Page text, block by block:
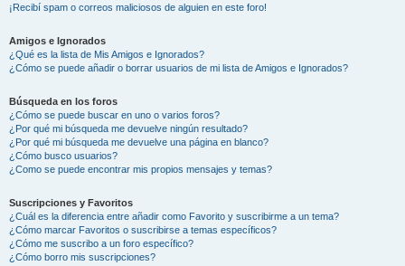
¡Recibí spam o correos maliciosos de alguien en este foro!
Amigos e Ignorados
¿Qué es la lista de Mis Amigos e Ignorados?
¿Cómo se puede añadir o borrar usuarios de mi lista de Amigos e Ignorados?
Búsqueda en los foros
¿Cómo se puede buscar en uno o varios foros?
¿Por qué mi búsqueda me devuelve ningún resultado?
¿Por qué mi búsqueda me devuelve una página en blanco?
¿Cómo busco usuarios?
¿Como se puede encontrar mis propios mensajes y temas?
Suscripciones y Favoritos
¿Cuál es la diferencia entre añadir como Favorito y suscribirme a un tema?
¿Cómo marcar Favoritos o suscribirse a temas específicos?
¿Cómo me suscribo a un foro específico?
¿Cómo borro mis suscripciones?